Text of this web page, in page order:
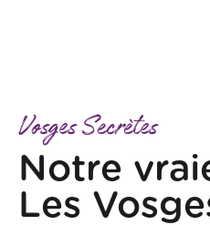
Vosges Secrètes
Notre
Les